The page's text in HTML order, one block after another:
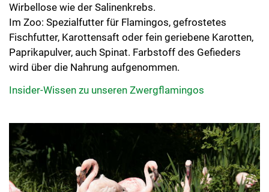
Wirbellose wie der Salinenkrebs.
Im Zoo: Spezialfutter für Flamingos, gefrostetes
Fischfutter, Karottensaft oder fein geriebene Karotten,
Paprikapulver, auch Spinat. Farbstoff des Gefieders
wird über die Nahrung aufgenommen.
Insider-Wissen zu unseren Zwergflamingos